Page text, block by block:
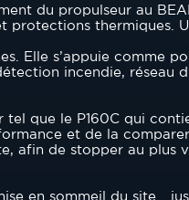
du propulseur au
protections thermiques.
Elle s’appuie comme
incendie, réseau
que le P160C qui
et de la
afin de stopper au plus
en sommeil du site…